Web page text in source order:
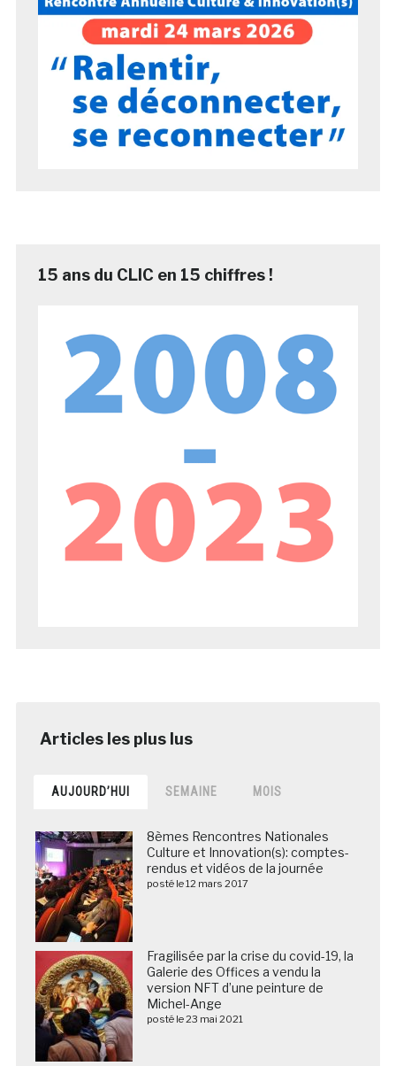
15 ans du CLIC en 15 chiffres !
AUJOURD’HUI SEMAINE MOIS
8èmes Rencontres Nationales
Culture et Innovation(s): comptes-
rendus et vidéos de la journée
posté le 12 mars 2017
Fragilisée par la crise du covid-19, la
Galerie des Offices a vendu la
version NFT d’une peinture de
Michel-Ange
posté le 23 mai 2021